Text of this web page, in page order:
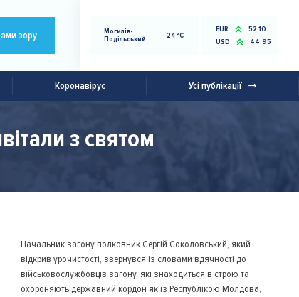
зору
Могилів-
Подільський
24°C
EUR
52,10
USD
44,95
Коронавірус Усі публікації
з святом
Начальник загону полковник Сергій Соколовський, який
відкрив урочистості, звернувся із словами вдячності до
військовослужбовців загону, які знаходиться в строю та
охороняють державний кордон як із Республікою Молдова,